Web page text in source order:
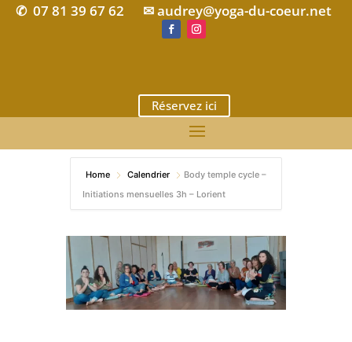
✆ 07 81 39 67 62 ✉ audrey@yoga-du-coeur.net
Réservez ici
Home Calendrier
Body temple cycle –
Initiations mensuelles 3h – Lorient